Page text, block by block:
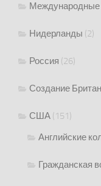
Международные
Нидерланды (2)
Россия (26)
Создание
США (151)
Английские
Гражданская